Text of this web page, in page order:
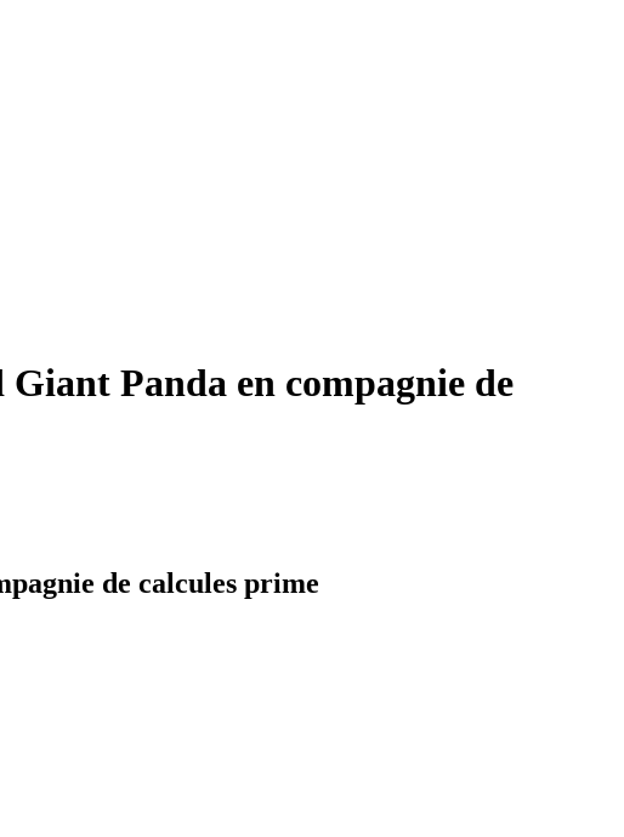
Panda en compagnie de
de calcules prime